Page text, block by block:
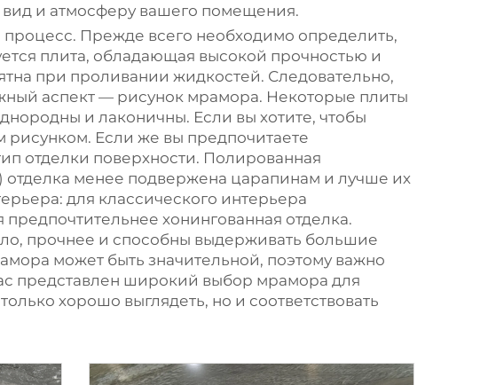
и атмосферу вашего помещения.
Прежде всего необходимо определить,
плита, обладающая высокой прочностью и
при проливании жидкостей. Следовательно,
аспект — рисунок мрамора. Некоторые плиты
и лаконичны. Если вы хотите, чтобы
Если же вы предпочитаете
отделки поверхности. Полированная
отделка менее подвержена царапинам и лучше их
для классического интерьера
хонингованная отделка.
прочнее и способны выдерживать большие
может быть значительной, поэтому важно
представлен широкий выбор мрамора для
хорошо выглядеть, но и соответствовать